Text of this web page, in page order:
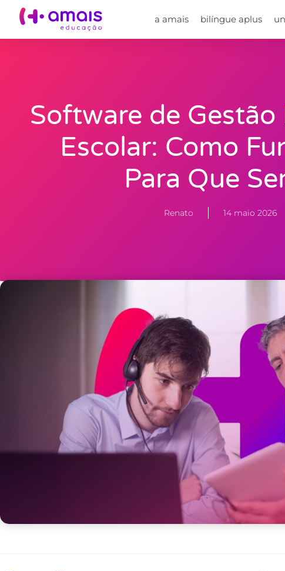
a amais bilíngue aplus
Software de Gestão
Escolar: Como
Para Que
Renato 14 maio 2026